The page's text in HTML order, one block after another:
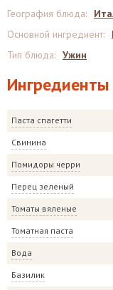
Ингредиенты
Паста спагетти
Свинина
Помидоры черри
Перец зеленый
Томаты вяленые
Томатная паста
Вода
Базилик
География блюда:
Основной ингредиент:
Тип блюда: Ужин